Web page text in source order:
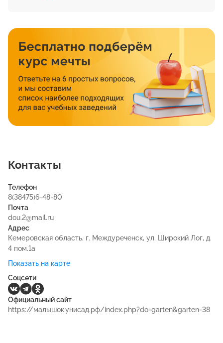
Контакты
Телефон
8(38475)6-48-80
Почта
dou.2@mail.ru
Адрес
Кемеровская область, г. Междуреченск, ул. Широкий Лог, д.
4 пом.1а
Показать на карте
Соцсети
Официальный сайт
https://малышок.унисад.рф/index.php?do=garten&garten=38